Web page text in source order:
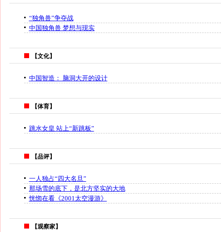
“独角兽”争夺战
中国独角兽 梦想与现实
【文化】
中国智造： 脑洞大开的设计
【体育】
跳水女皇 站上“新跳板”
【品评】
一人独占“四大名旦”
那场雪的底下，是北方坚实的大地
恍惚在看《2001太空漫游》
【观察家】